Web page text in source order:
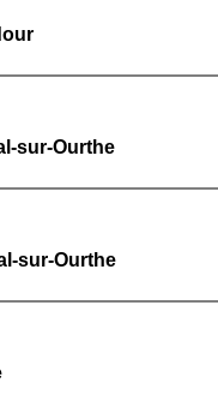
sur-Ourthe
sur-Ourthe